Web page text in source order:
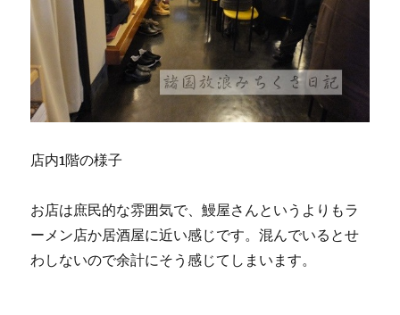
店内1階の様子
お店は庶民的な雰囲気で、鰻屋さんというよりもラ
ーメン店か居酒屋に近い感じです。混んでいるとせ
わしないので余計にそう感じてしまいます。